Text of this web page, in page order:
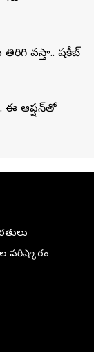
తిరిగి వస్తా.. షకీబ్
ఈ ఆప్షన్‌తో
పరిష్కారం